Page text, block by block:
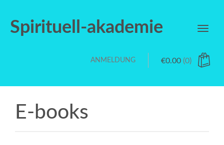
Spirituell-akademie
Toggle
€0.00 (0)
ANMELDUNG
E-books